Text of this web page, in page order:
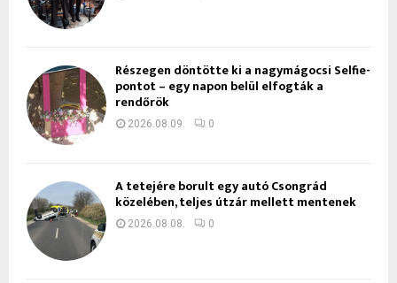
Részegen döntötte ki a nagymágocsi Selfie-
pontot – egy napon belül elfogták a
rendőrök
2026.08.09. 0
A tetejére borult egy autó Csongrád
közelében, teljes útzár mellett mentenek
2026.08.08. 0